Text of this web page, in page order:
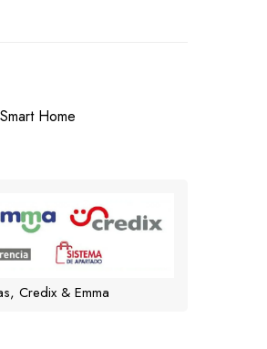
Smart Home
Credix & Emma